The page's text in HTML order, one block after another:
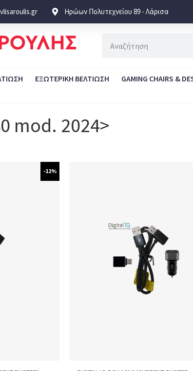
Ηρώων Πολυτεχνείου 89 - Λάρισα
ΕΞΩΤΕΡΙΚΗ ΒΕΛΤΙΩΣΗ GAMING CHAIRS &
mod. 2024>
-12%